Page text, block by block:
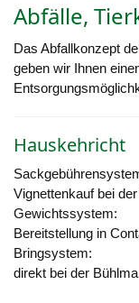
Abfälle,
Das Abfallkonzept
geben wir Ihnen
Hauskehricht
Vignettenkauf bei
Gewichtssystem:
Bereitstellung in
Bringsystem:
direkt bei der